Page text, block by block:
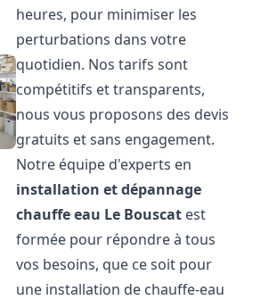
heures, pour minimiser les
perturbations dans votre
quotidien. Nos tarifs sont
compétitifs et transparents,
nous vous proposons des devis
gratuits et sans engagement.
Notre équipe d'experts en
installation et dépannage
chauffe eau Le Bouscat est
formée pour répondre à tous
vos besoins, que ce soit pour
une installation de chauffe-eau